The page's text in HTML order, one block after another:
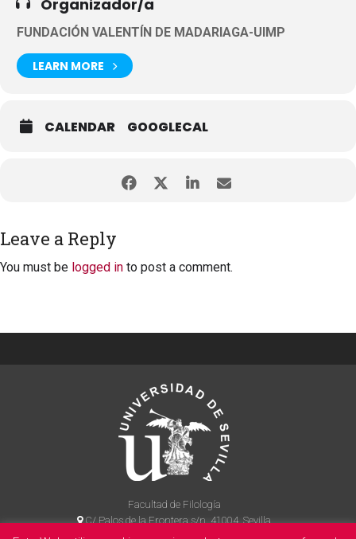
Organizador/a
FUNDACIÓN VALENTÍN DE MADARIAGA-UIMP
LEARN MORE
CALENDAR GOOGLECAL
Leave a Reply
You must be logged in to post a comment.
Facultad de Filología
C/ Palos de la Frontera s/n, 41004, Sevilla
954 55 14 90